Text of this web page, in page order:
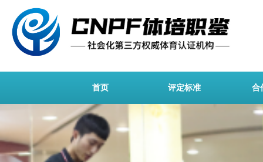
首页 评定标准 合